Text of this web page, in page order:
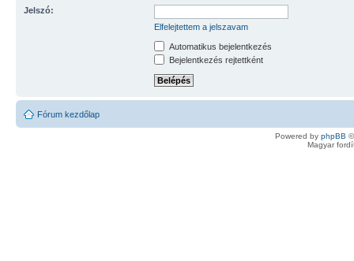
Jelszó:
Elfelejtettem a jelszavam
Automatikus bejelentkezés
Bejelentkezés rejtettként
Fórum kezdőlap
Powered by phpBB
Magyar